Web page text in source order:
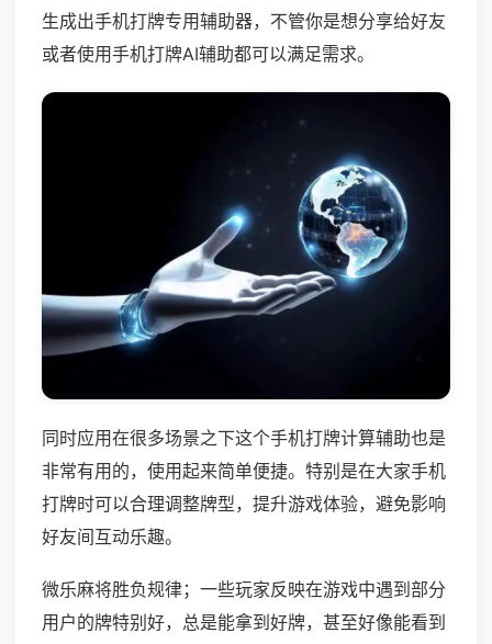
生成出手机打牌专用辅助器，不管你是想分享给好友
或者使用手机打牌AI辅助都可以满足需求。
同时应用在很多场景之下这个手机打牌计算辅助也是
非常有用的，使用起来简单便捷。特别是在大家手机
打牌时可以合理调整牌型，提升游戏体验，避免影响
好友间互动乐趣。
微乐麻将胜负规律；一些玩家反映在游戏中遇到部分
用户的牌特别好，总是能拿到好牌，甚至好像能看到